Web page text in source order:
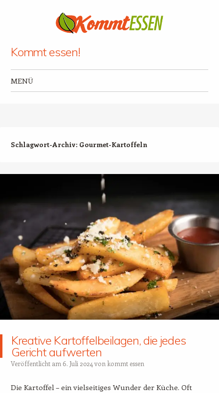
Kommt essen!
MENÜ
Schlagwort-Archiv: Gourmet-Kartoffeln
Kreative Kartoffelbeilagen, die jedes
Gericht aufwerten
Veröffentlicht am 6. Juli 2024 von kommt essen
Die Kartoffel – ein vielseitiges Wunder der Küche. Oft